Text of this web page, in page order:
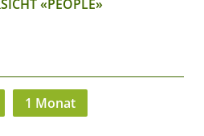
«PEOPLE»
1 Monat